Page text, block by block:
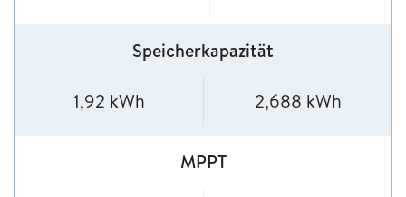
Speicherkapazität
1,92 kWh 2,688 kWh
MPPT